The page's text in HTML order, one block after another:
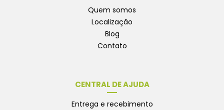
Quem somos
Localização
Blog
Contato
CENTRAL DE AJUDA
Entrega e recebimento